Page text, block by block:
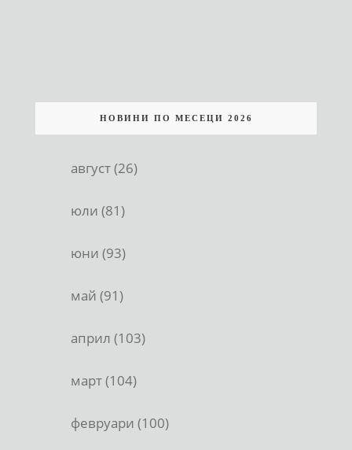
НОВИНИ ПО МЕСЕЦИ 2026
август (26)
юли (81)
юни (93)
май (91)
април (103)
март (104)
февруари (100)